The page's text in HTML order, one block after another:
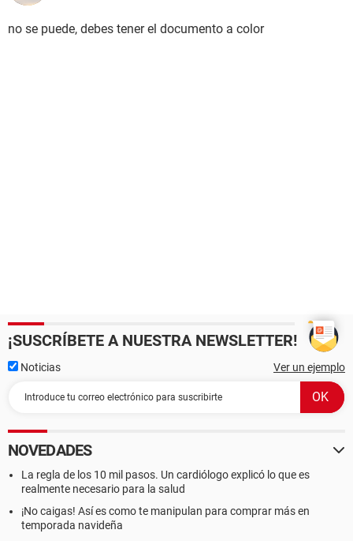
no se puede, debes tener el documento a color
¡SUSCRÍBETE A NUESTRA NEWSLETTER!
Noticias Ver un ejemplo
NOVEDADES
La regla de los 10 mil pasos. Un cardiólogo explicó lo que es
realmente necesario para la salud
¡No caigas! Así es como te manipulan para comprar más en
temporada navideña